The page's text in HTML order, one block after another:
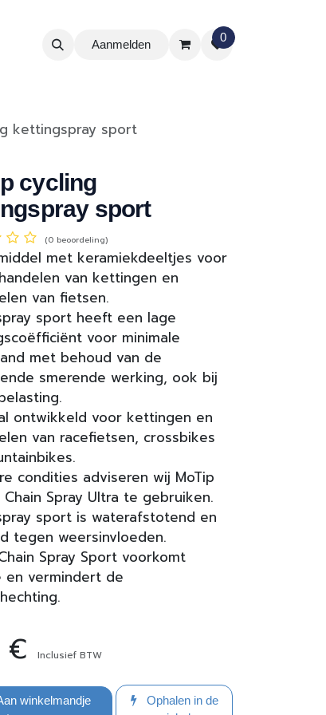
Aanmelden
0
kettingspray sport
cycling
sport
(0 beoordeling)
met keramiekdeeltjes voor
van kettingen en
van fietsen.
sport heeft een lage
voor minimale
met behoud van de
smerende werking, ook bij
ontwikkeld voor kettingen en
van racefietsen, crossbikes
condities adviseren wij MoTip
Chain Spray Ultra te gebruiken.
sport is waterafstotend en
tegen weersinvloeden.
Spray Sport voorkomt
en vermindert de
€ Inclusief BTW
winkelmandje
Ophalen in de